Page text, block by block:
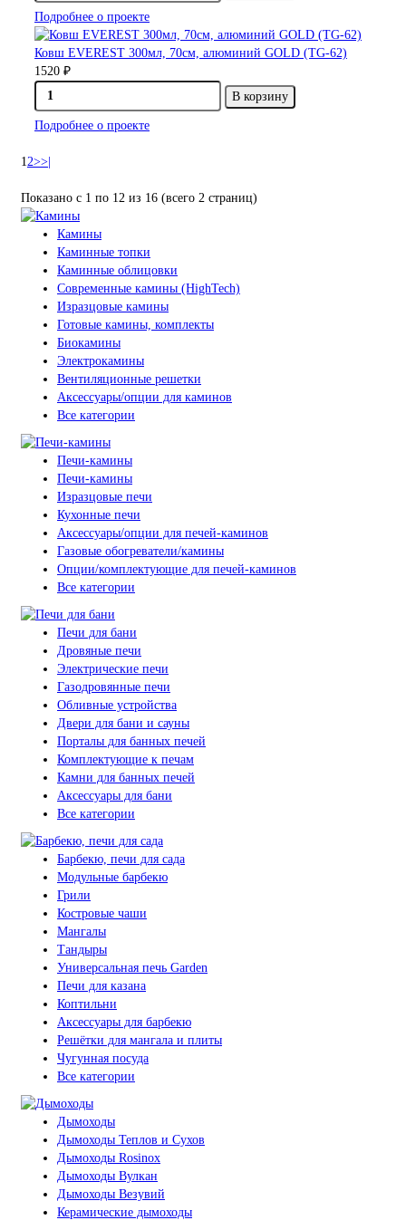
Подробнее о проекте
Ковш EVEREST 300мл, 70см, алюминий GOLD (TG-62)
1520 ₽
В корзину
Подробнее о проекте
1 2>>|
Показано с 1 по 12 из 16 (всего 2 страниц)
Камины
Каминные топки
Каминные облицовки
Современные камины (HighTech)
Изразцовые камины
Готовые камины, комплекты
Биокамины
Электрокамины
Вентиляционные решетки
Аксессуары/опции для каминов
Все категории
Печи-камины
Печи-камины
Изразцовые печи
Кухонные печи
Аксессуары/опции для печей-каминов
Газовые обогреватели/камины
Опции/комплектующие для печей-каминов
Все категории
Печи для бани
Дровяные печи
Электрические печи
Газодровянные печи
Обливные устройства
Двери для бани и сауны
Порталы для банных печей
Комплектующие к печам
Камни для банных печей
Аксессуары для бани
Все категории
Барбекю, печи для сада
Модульные барбекю
Грили
Костровые чаши
Мангалы
Тандыры
Универсальная печь Garden
Печи для казана
Коптильни
Аксессуары для барбекю
Решётки для мангала и плиты
Чугунная посуда
Все категории
Дымоходы
Дымоходы Теплов и Сухов
Дымоходы Rosinox
Дымоходы Вулкан
Дымоходы Везувий
Керамические дымоходы